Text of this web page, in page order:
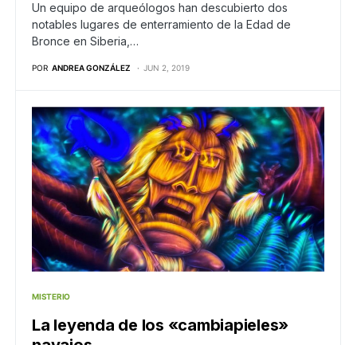
Un equipo de arqueólogos han descubierto dos
notables lugares de enterramiento de la Edad de
Bronce en Siberia,…
POR ANDREA GONZÁLEZ JUN 2, 2019
MISTERIO
La leyenda de los «cambiapieles»